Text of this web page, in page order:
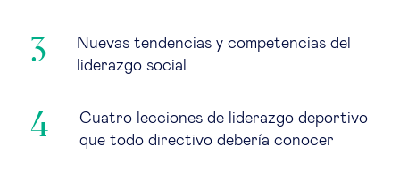
Nuevas tendencias y competencias del
liderazgo social
Cuatro lecciones de liderazgo deportivo
que todo directivo debería conocer